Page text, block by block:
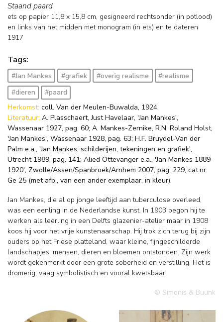
Staand paard
ets op papier 11,8 x 15,8 cm, gesigneerd rechtsonder (in potlood)
en links van het midden met monogram (in ets) ente dateren
1917
Tags:
#Jan Mankes #grafiek #overig realisme
#realisme
#dieren
#paard
Herkomst: coll. Van der Meulen-Buwalda, 1924.
Literatuur: A. Plasschaert, Just Havelaar, 'Jan Mankes',
Wassenaar 1927, pag. 60; A. Mankes-Zernike, R.N. Roland Holst,
'Jan Mankes', Wassenaar 1928, pag. 63; H.F. Bruydel-Van der
Palm e.a., 'Jan Mankes, schilderijen, tekeningen en grafiek',
Utrecht 1989, pag. 141; Alied Ottevanger e.a., 'Jan Mankes 1889-
1920', Zwolle/Assen/Spanbroek/Arnhem 2007, pag. 229, cat.nr.
Ge 25 (met afb., van een ander exemplaar, in kleur).
Jan Mankes, die al op jonge leeftijd aan tuberculose overleed,
was een eenling in de Nederlandse kunst. In 1903 begon hij te
werken als leerling in een Delfts glazenier-atelier maar in 1908
koos hij voor het vrije kunstenaarschap. Hij trok zich terug bij zijn
ouders op het Friese platteland, waar kleine, fijngeschilderde
landschapjes, mensen, dieren en bloemen ontstonden. Zijn werk
wordt gekenmerkt door een grote soberheid en verstilling. Het is
dromerig, vaag symbolistisch en vooral kwetsbaar.
© Simonis & Buunk